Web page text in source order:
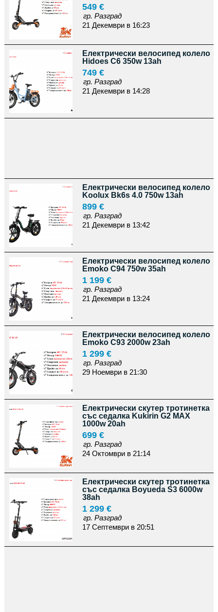
549 €
гр. Разград
21 Декември в 16:23
Електрически велосипед колело
Hidoes C6 350w 13ah
749 €
гр. Разград
21 Декември в 14:28
Електрически велосипед колело
Koolux Bk6s 4.0 750w 13ah
899 €
гр. Разград
21 Декември в 13:42
Електрически велосипед колело
Emoko C94 750w 35ah
1 199 €
гр. Разград
21 Декември в 13:24
Електрически велосипед колело
Emoko C93 2000w 23ah
1 299 €
гр. Разград
29 Ноември в 21:30
Електрически скутер тротинетка
със седалка Kukirin G2 MAX
1000w 20ah
699 €
гр. Разград
24 Октомври в 21:14
Електрически скутер тротинетка
със седалка Boyueda S3 6000w
38ah
1 299 €
гр. Разград
17 Септември в 20:51